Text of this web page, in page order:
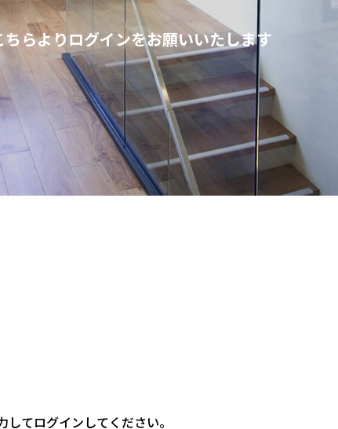
らよりログインをお願いいたします
てログインしてください。